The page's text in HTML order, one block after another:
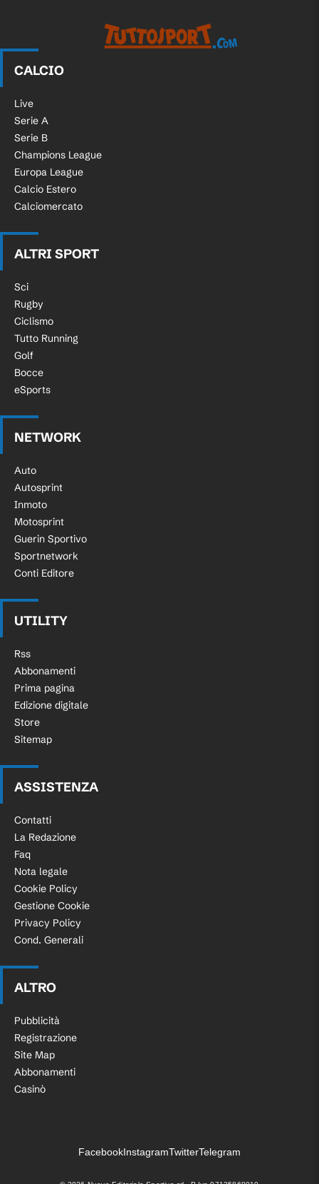
CALCIO
Live
Serie A
Serie B
Champions League
Europa League
Calcio Estero
Calciomercato
ALTRI SPORT
Sci
Rugby
Ciclismo
Tutto Running
Golf
Bocce
eSports
NETWORK
Auto
Autosprint
Inmoto
Motosprint
Guerin Sportivo
Sportnetwork
Conti Editore
UTILITY
Rss
Abbonamenti
Prima pagina
Edizione digitale
Store
Sitemap
ASSISTENZA
Contatti
La Redazione
Faq
Nota legale
Cookie Policy
Gestione Cookie
Privacy Policy
Cond. Generali
ALTRO
Pubblicità
Registrazione
Site Map
Abbonamenti
Casinò
FacebookInstagramTwitterTelegram